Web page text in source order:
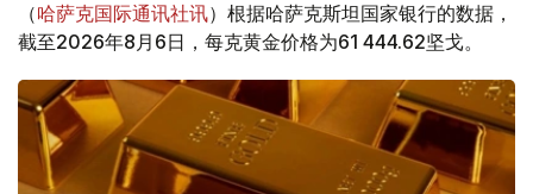
（哈萨克国际通讯社讯）根据哈萨克斯坦国家银行的数据，
截至2026年8月6日，每克黄金价格为61 444.62坚戈。